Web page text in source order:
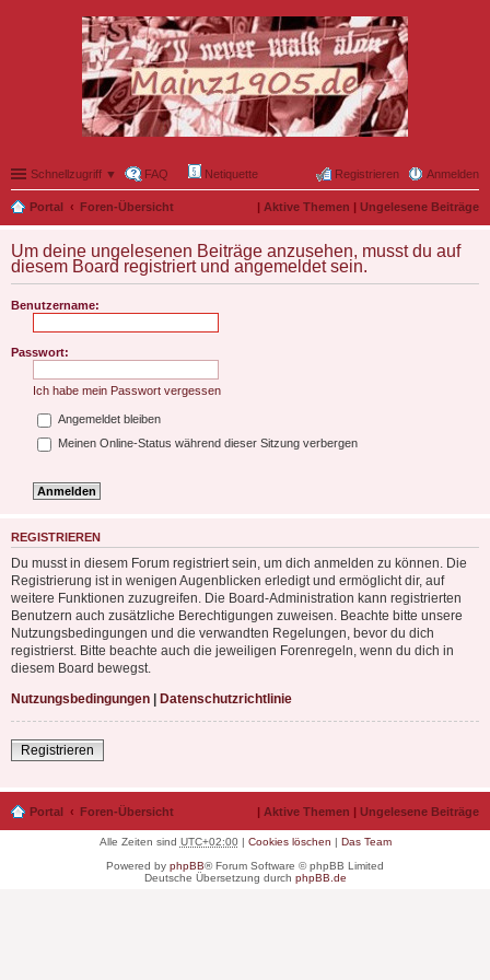
Schnellzugriff ▼ FAQ Netiquette Anmelden
Registrieren
Portal Foren-Übersicht | Aktive Themen | Ungelesene Beiträge
Um deine ungelesenen Beiträge anzusehen, musst du auf
diesem Board registriert und angemeldet sein.
Benutzername:
Passwort:
Ich habe mein Passwort vergessen
Angemeldet bleiben
Meinen Online-Status während dieser Sitzung verbergen
REGISTRIEREN
Du musst in diesem Forum registriert sein, um dich anmelden zu können. Die
Registrierung ist in wenigen Augenblicken erledigt und ermöglicht dir, auf
weitere Funktionen zuzugreifen. Die Board-Administration kann registrierten
Benutzern auch zusätzliche Berechtigungen zuweisen. Beachte bitte unsere
Nutzungsbedingungen und die verwandten Regelungen, bevor du dich
registrierst. Bitte beachte auch die jeweiligen Forenregeln, wenn du dich in
diesem Board bewegst.
Nutzungsbedingungen | Datenschutzrichtlinie
Registrieren
Portal Foren-Übersicht | Aktive Themen | Ungelesene Beiträge
Alle Zeiten sind UTC+02:00| Cookies löschen | Das Team
Powered by phpBB® Forum Software © phpBB Limited
Deutsche Übersetzung durch phpBB.de